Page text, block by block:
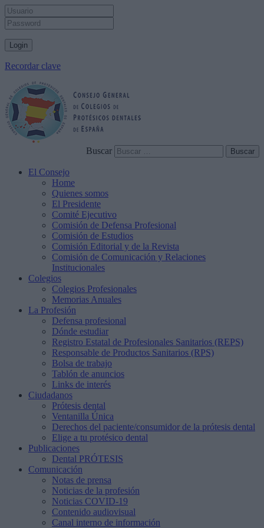
Recordar clave
Buscar
El Consejo
Home
Quienes somos
El Presidente
Comité Ejecutivo
Comisión de Defensa Profesional
Comisión de Estudios
Comisión Editorial y de la Revista
Comisión de Comunicación y Relaciones
Institucionales
Colegios
Colegios Profesionales
Memorias Anuales
La Profesión
Defensa profesional
Dónde estudiar
Registro Estatal de Profesionales Sanitarios (REPS)
Responsable de Productos Sanitarios (RPS)
Bolsa de trabajo
Tablón de anuncios
Links de interés
Ciudadanos
Prótesis dental
Ventanilla Única
Derechos del paciente/consumidor de la prótesis dental
Elige a tu protésico dental
Publicaciones
Dental PRÓTESIS
Comunicación
Notas de prensa
Noticias de la profesión
Noticias COVID-19
Contenido audiovisual
Canal interno de información